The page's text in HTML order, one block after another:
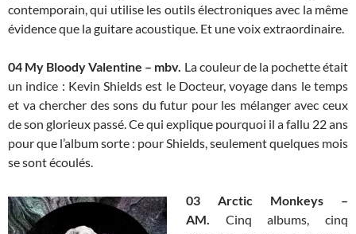
contemporain, qui utilise les outils électroniques avec la même
évidence que la guitare acoustique. Et une voix extraordinaire.
04 My Bloody Valentine – mbv. La couleur de la pochette était
un indice : Kevin Shields est le Docteur, voyage dans le temps
et va chercher des sons du futur pour les mélanger avec ceux
de son glorieux passé. Ce qui explique pourquoi il a fallu 22 ans
pour que l’album sorte : pour Shields, seulement quelques mois
se sont écoulés.
03 Arctic Monkeys –
AM. Cinq albums, cinq